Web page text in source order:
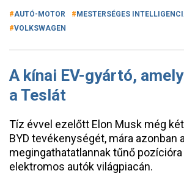
AUTÓ-MOTOR MESTERSÉGES
VOLKSWAGEN
A kínai EV-gyártó,
a Teslát
Tíz évvel ezelőtt Elon Musk még
BYD tevékenységét, mára azonban
megingathatatlannak tűnő
elektromos autók világpiacán.